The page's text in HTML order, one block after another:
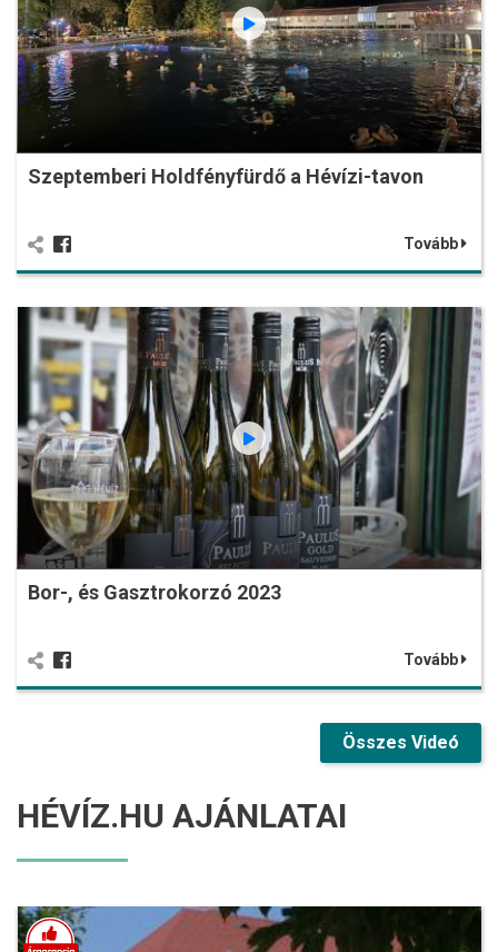
Szeptemberi Holdfényfürdő a Hévízi-tavon
Tovább
Bor-, és Gasztrokorzó 2023
Tovább
Összes Videó
HÉVÍZ.HU AJÁNLATAI